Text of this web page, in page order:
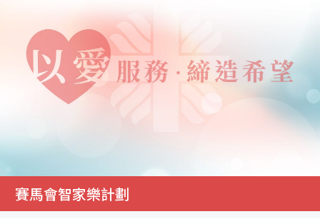
家
樂
計
劃
庭
服
賽馬會智家樂計劃